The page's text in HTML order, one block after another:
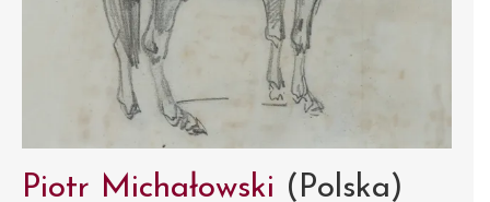
Piotr Michałowski (Polska)